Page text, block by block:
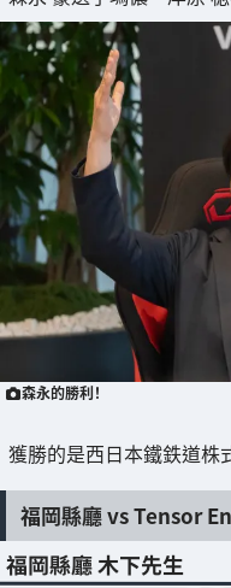
森永的勝利！
獲勝的是西日本鐵鉄道株
福岡縣廳 vs Tensor
福岡縣廳 木下先生